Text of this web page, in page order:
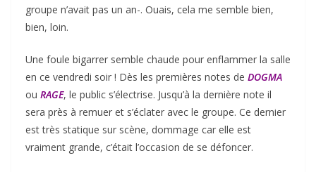
groupe n’avait pas un an-. Ouais, cela me semble bien,
bien, loin.
Une foule bigarrer semble chaude pour enflammer la salle
en ce vendredi soir ! Dès les premières notes de DOGMA
ou RAGE, le public s’électrise. Jusqu’à la dernière note il
sera près à remuer et s’éclater avec le groupe. Ce dernier
est très statique sur scène, dommage car elle est
vraiment grande, c’était l’occasion de se défoncer.